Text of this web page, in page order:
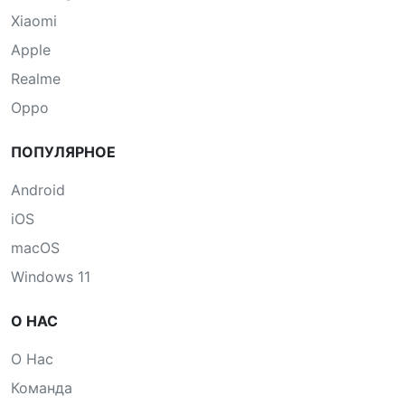
Xiaomi
Apple
Realme
Oppo
ПОПУЛЯРНОЕ
Android
iOS
macOS
Windows 11
О НАС
О Нас
Команда